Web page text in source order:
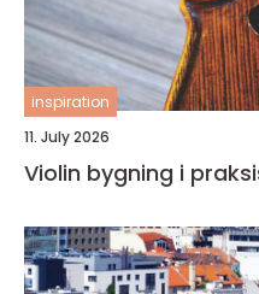
inspiration
11. July 2026
Violin bygning i